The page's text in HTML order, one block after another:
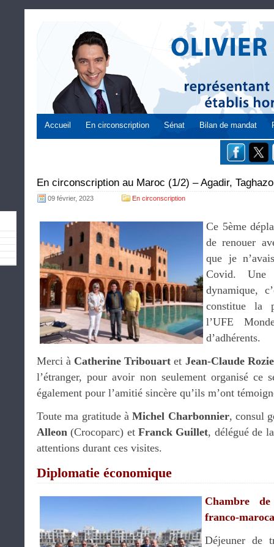
Accueil En circonscription Sénat Bilan de mandat
En circonscription au Maroc (1/2) – Agadir,
09 février, 2023 En circonscription
Ce 5ème
de renouer
que je
Covid. Une
dynamique,
constitue la
l’UFE
d’adhérents.
Merci à Catherine Tribouart et Jean-Claude
l’étranger, pour avoir non seulement organisé ce
également pour l’amitié sincère qu’ils m’ont
Toute ma gratitude àMichel Charbonnier, consul
Alleon (Crocoparc) etFranck Guillet, délégué de
attentions durant ces visites.
Diplomatie économique
Chambre de
franco-
Déjeuner de